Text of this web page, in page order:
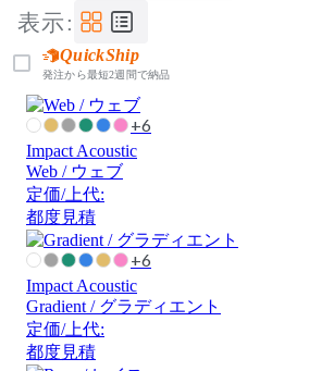
表示:
QuickShip
発注から最短2週間で納品
+6
Impact Acoustic
Web / ウェブ
定価/上代:
都度見積
+6
Impact Acoustic
Gradient / グラディエント
定価/上代:
都度見積